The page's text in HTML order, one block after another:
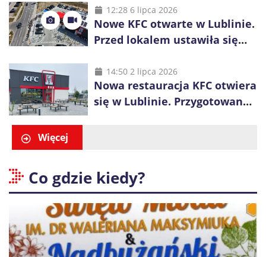
inwestycje
12:28 6 lipca 2026
Nowe KFC otwarte w Lublinie.
Przed lokalem ustawiła się
14:50 2 lipca 2026
Nowa restauracja KFC otwiera
się w Lublinie. Przygotowano
Więcej
Co gdzie kiedy?